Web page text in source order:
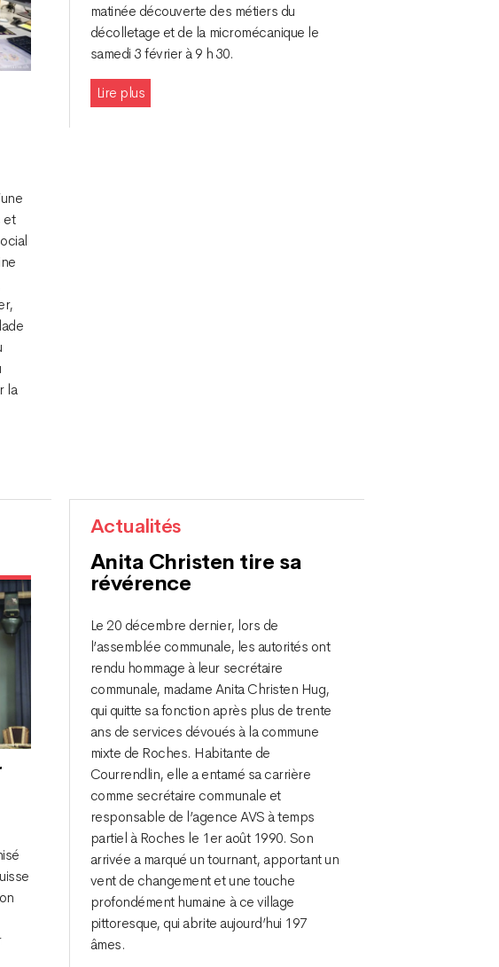
et
la
matinée découverte des métiers du
décolletage et de la micromécanique le
samedi 3 février à 9 h 30.
Lire plus
Actualités
Anita Christen tire sa
révérence
Le 20 décembre dernier, lors de
l’assemblée communale, les autorités ont
rendu hommage à leur secrétaire
communale, madame Anita Christen Hug,
qui quitte sa fonction après plus de trente
ans de services dévoués à la commune
mixte de Roches. Habitante de
Courrendlin, elle a entamé sa carrière
comme secrétaire communale et
responsable de l’agence AVS à temps
partiel à Roches le 1er août 1990. Son
arrivée a marqué un tournant, apportant un
vent de changement et une touche
profondément humaine à ce village
pittoresque, qui abrite aujourd’hui 197
âmes.